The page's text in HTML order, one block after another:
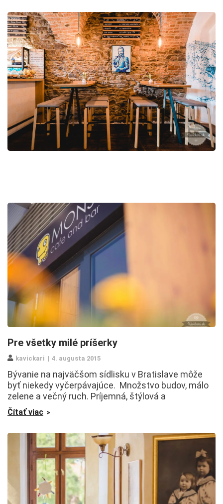
Pre všetky milé príšerky
kavickari 4. augusta 2015
Bývanie na najväčšom sídlisku v Bratislave môže
byť niekedy vyčerpávajúce. Množstvo budov, málo
zelene a večný ruch. Príjemná, štýlová a
Čítať viac